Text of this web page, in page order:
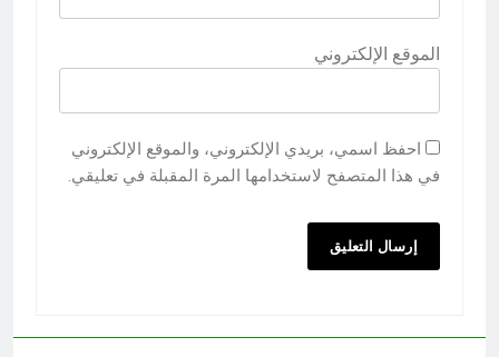
الموقع الإلكتروني
احفظ اسمي، بريدي الإلكتروني، والموقع الإلكتروني
في هذا المتصفح لاستخدامها المرة المقبلة في تعليقي.